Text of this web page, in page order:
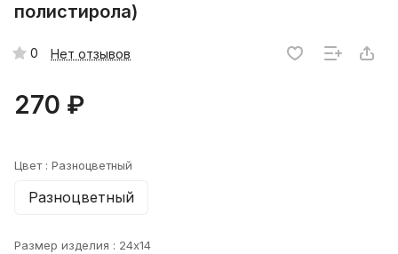
полистирола)
0 Нет отзывов
270 ₽
Цвет : Разноцветный
Разноцветный
Размер изделия : 24x14